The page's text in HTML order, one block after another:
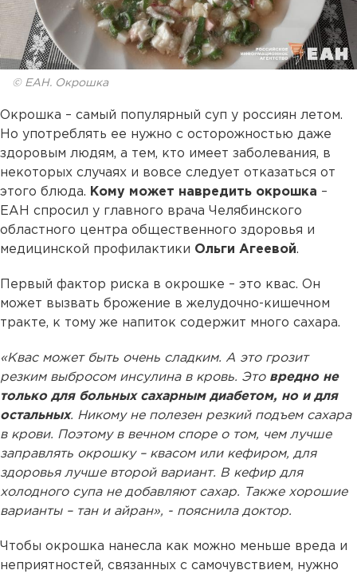
© ЕАН. Окрошка
Окрошка – самый популярный суп у россиян летом.
Но употреблять ее нужно с осторожностью даже
здоровым людям, а тем, кто имеет заболевания, в
некоторых случаях и вовсе следует отказаться от
этого блюда. Кому может навредить окрошка –
ЕАН спросил у главного врача Челябинского
областного центра общественного здоровья и
медицинской профилактики Ольги Агеевой.
Первый фактор риска в окрошке – это квас. Он
может вызвать брожение в желудочно-кишечном
тракте, к тому же напиток содержит много сахара.
«Квас может быть очень сладким. А это грозит
резким выбросом инсулина в кровь. Это вредно не
только для больных сахарным диабетом, но и для
остальных. Никому не полезен резкий подъем сахара
в крови. Поэтому в вечном споре о том, чем лучше
заправлять окрошку – квасом или кефиром, для
здоровья лучше второй вариант. В кефир для
холодного супа не добавляют сахар. Также хорошие
варианты – тан и айран», - пояснила доктор.
Чтобы окрошка нанесла как можно меньше вреда и
неприятностей, связанных с самочувствием, нужно